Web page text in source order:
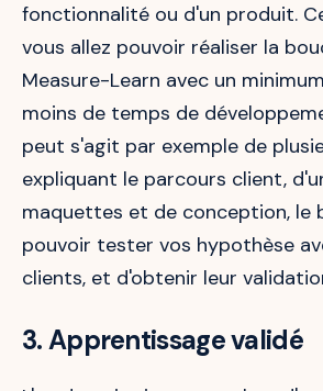
fonctionnalité ou d'un produit.
vous allez pouvoir réaliser la
Measure-Learn avec un
moins de temps de
peut s'agit par exemple de
expliquant le parcours client,
maquettes et de conception, le
pouvoir tester vos hypothèse
clients, et d'obtenir leur
3. Apprentissage validé